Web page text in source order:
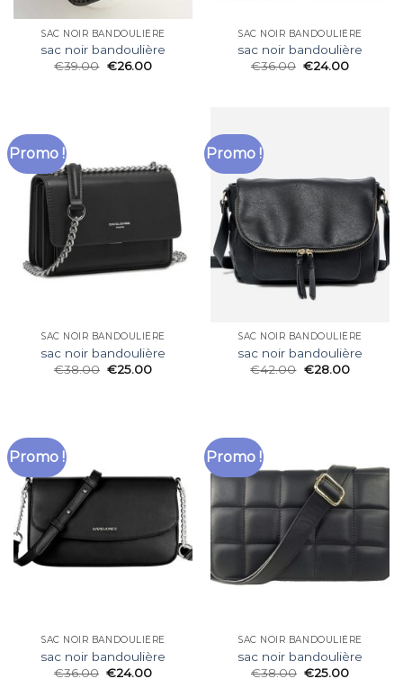
SAC NOIR BANDOULIÈRE
sac noir bandoulière
€39.00 €26.00
SAC NOIR BANDOULIÈRE
sac noir bandoulière
€36.00 €24.00
Promo !
SAC NOIR BANDOULIÈRE
sac noir bandoulière
€38.00 €25.00
Promo !
SAC NOIR BANDOULIÈRE
sac noir bandoulière
€42.00 €28.00
Promo !
SAC NOIR BANDOULIÈRE
sac noir bandoulière
€36.00 €24.00
Promo !
SAC NOIR BANDOULIÈRE
sac noir bandoulière
€38.00 €25.00